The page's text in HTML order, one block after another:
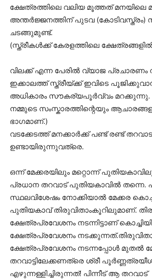
ക്ഷേത്രത്തിലെ വലിയ മൂത്തത് മനയിലെ
അന്തർജ്ജനത്തിന് പുടവ (കോടിവസ്ത്രം)
ചടങ്ങുമുണ്ട്.
(സ്ത്രീകൾക്ക് കേരളത്തിലെ
വിലക്ക് എന്ന പേരിൽ വ്യാജ പ്രചാരണം
ഇക്കാലത്ത് സ്ത്രീയ്ക്ക് ഇവിടെ
അധികാരം സൗകര്യപൂർവ്വം മറക്കുന്നു.
നമ്മുടെ സംസ്കാരത്തിന്റെയും
ഭാഗമാണ്.)
വടക്കേടത്ത് മനക്കാർക്ക് പണ്ട് രണ്ട്
ഉണ്ടായിരുന്നുവത്രെ.
ഒന്ന് മേക്കരയിലും മറ്റൊന്ന്
പ്രധാന തറവാട് പുതിയകാവിൽ തന്നെ.
സ്ഥലവിശേഷം നോക്കിയാൽ മേക്കര
പുതിയകാവ് തിരുവിതാംകൂറിലുമാണ്.
ക്ഷേത്രപ്രവേശനം നടന്നിട്ടാണ്
ക്ഷേത്രപ്രവേശനം
ക്ഷേത്രപ്രവേശനം നടന്നപ്പോൾ മുതൽ
തറവാട്ടിലേക്കണത്രെ ശ്രീ
എഴുന്നള്ളിച്ചിരുന്നത്! പിന്നീട് ആ തറവാട്